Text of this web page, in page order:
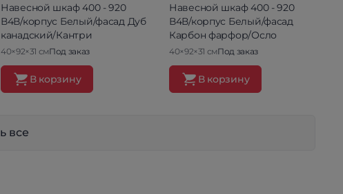
Навесной шкаф 400 - 920
В4В/корпус Белый/фасад Дуб
канадский/Кантри
40×92×31 смПод заказ
В корзину
Навесной шкаф 400 - 920
В4В/корпус Белый/фасад
Карбон фарфор/Осло
40×92×31 смПод заказ
В корзину
все